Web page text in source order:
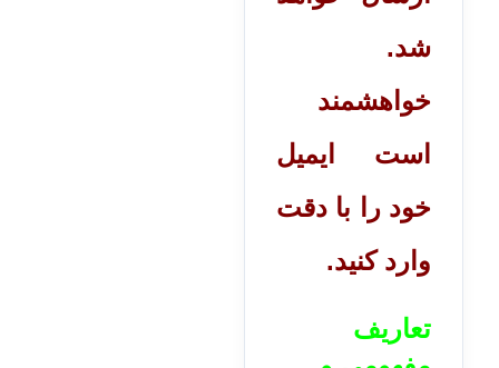
شد.
خواهشمند
است ایمیل
خود را با دقت
وارد کنید.
تعاریف